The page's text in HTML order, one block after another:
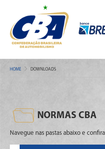
HOME DOWNLOADS
NORMAS CBA
Navegue nas pastas abaixo e